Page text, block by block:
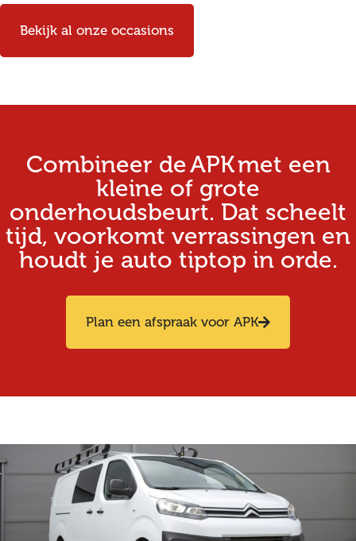
Bekijk al onze occasions
Combineer de APK met een
kleine of grote
onderhoudsbeurt. Dat scheelt
tijd, voorkomt verrassingen en
houdt je auto tiptop in orde.
Plan een afspraak voor APK